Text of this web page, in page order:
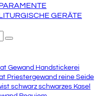
GERÄTE
Senden